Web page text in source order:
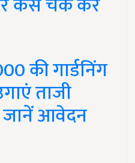
की गार्डनिंग
ताजी
जानें आवेदन